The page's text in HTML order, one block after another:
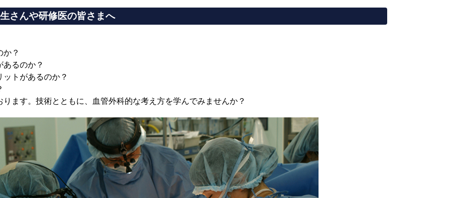
さんや研修医の皆さまへ
？
るのか？
トがあるのか？
ます。技術とともに、血管外科的な考え方を学んでみませんか？